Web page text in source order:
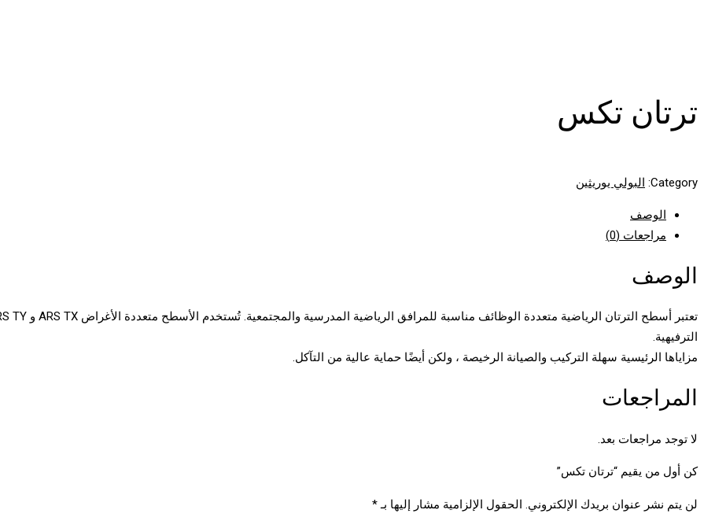
ترتان تكس
Category: البولي يوريثين
الوصف
مراجعات (0)
الوصف
الترفيهية.
مزاياها الرئيسية سهلة التركيب والصيانة الرخيصة ، ولكن أيضًا حماية عالية من التآكل.
المراجعات
لا توجد مراجعات بعد.
كن أول من يقيم “ترتان تكس”
لن يتم نشر عنوان بريدك الإلكتروني. الحقول الإلزامية مشار إليها بـ *